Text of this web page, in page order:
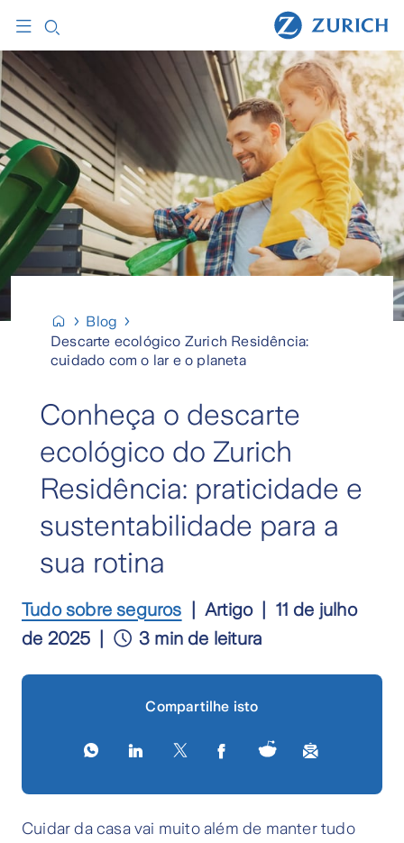
Blog
Descarte ecológico Zurich Residência:
cuidado com o lar e o planeta
Conheça o descarte
ecológico do Zurich
Residência: praticidade e
sustentabilidade para a
sua rotina
Tudo sobre seguros Artigo
11 de julho
de 2025
3 min de leitura
Compartilhe isto
Cuidar da casa vai muito além de manter tudo